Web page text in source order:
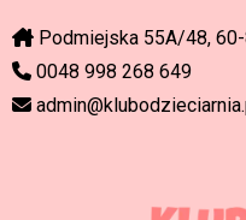
Podmiejska 55A/48,
0048 998 268 649